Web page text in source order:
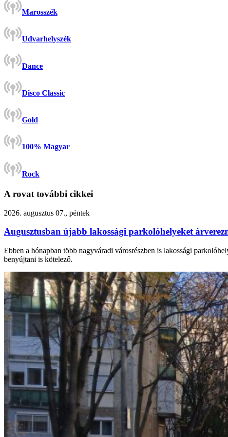
Marosszék
Udvarhelyszék
Dance
Disco Classic
Gold
100% Magyar
Rock
A rovat további cikkei
2026. augusztus 07., péntek
Augusztusban újabb lakossági parkolóhelyeket
Ebben a hónapban több nagyváradi városrészben is lakossági
benyújtani is kötelező.